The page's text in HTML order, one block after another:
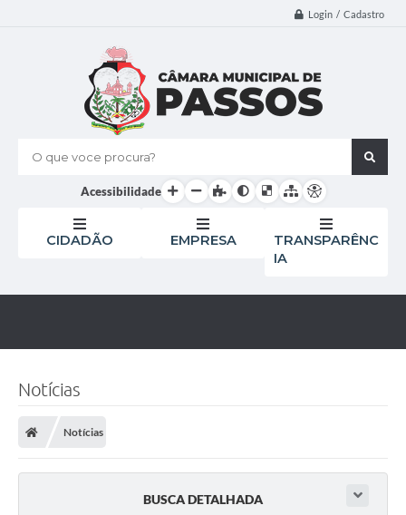
Login / Cadastro
O que voce procura?
Acessibilidade
CIDADÃO EMPRESA
TRANSPARÊNC
IA
Notícias
Notícias
BUSCA DETALHADA